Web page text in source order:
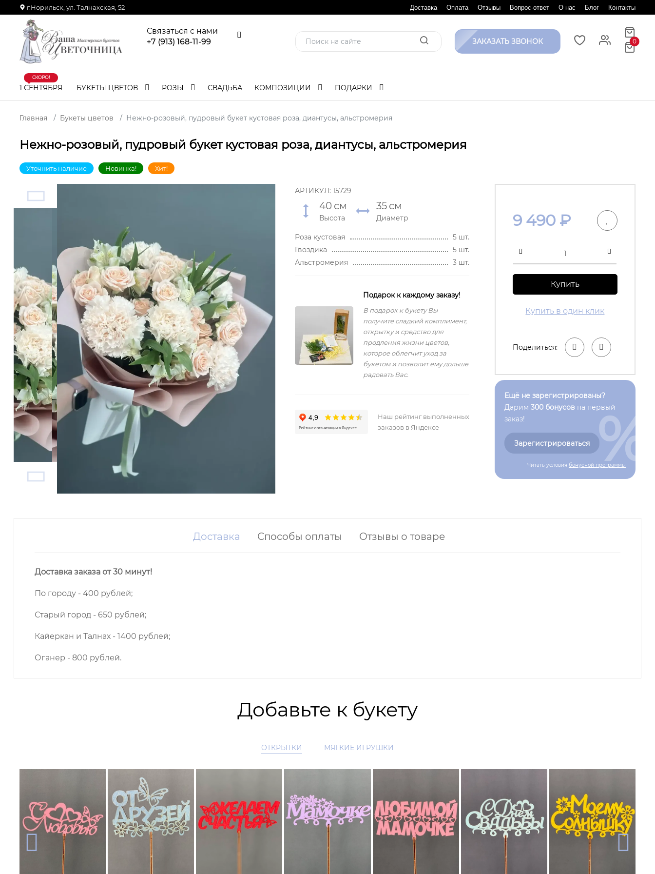
г.Норильск, ул. Талнахская, 52 Доставка Оплата Отзывы Вопрос-ответ О нас Блог Контакты
Связаться с нами
+7 (913) 168-11-99
ЗАКАЗАТЬ ЗВОНОК 0
1 СЕНТЯБРЯ
СКОРО!
БУКЕТЫ ЦВЕТОВ РОЗЫ СВАДЬБА КОМПОЗИЦИИ ПОДАРКИ
Главная Букеты цветов Нежно-розовый, пудровый букет кустовая роза, диантусы, альстромерия
Нежно-розовый, пудровый букет кустовая роза, диантусы, альстромерия
Уточнить наличие Новинка! Хит!
АРТИКУЛ: 15729
40 см
Высота
35 см
Диаметр
Роза кустовая
5 шт.
Гвоздика
5 шт.
Альстромерия
3 шт.
Подарок к каждому заказу!
В подарок к букету Вы
получите сладкий комплимент,
открытку и средство для
продления жизни цветов,
которое облегчит уход за
букетом и позволит ему дольше
радовать Вас.
Наш рейтинг выполненных
заказов в Яндексе
9 490₽
Купить
Купить в один клик
Поделиться:
Ещё не зарегистрированы?
Дарим 300 бонусов на первый
заказ!
Зарегистрироваться
Читать условия бонусной программы
%
Доставка Способы оплаты Отзывы о товаре
Доставка заказа от 30 минут!
По городу - 400 рублей;
Старый город - 650 рублей;
Кайеркан и Талнах - 1400 рублей;
Оганер - 800 рублей.
Добавьте к букету
ОТКРЫТКИ МЯГКИЕ ИГРУШКИ